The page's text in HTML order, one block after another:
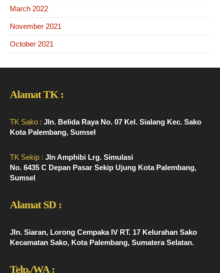
March 2022
November 2021
October 2021
Alamat TK :
TK Sako : Jln. Belida Raya No. 07 Kel. Sialang Kec. Sako
Kota Palembang, Sumsel
TK Sekip : Jln Amphibi Lrg. Simulasi
No. 6435 C Depan Pasar Sekip Ujung Kota Palembang,
Sumsel
Alamat SD :
Jln. Siaran, Lorong Cempaka IV RT. 17 Kelurahan Sako
Kecamatan Sako, Kota Palembang, Sumatera Selatan.
Telp./WA :